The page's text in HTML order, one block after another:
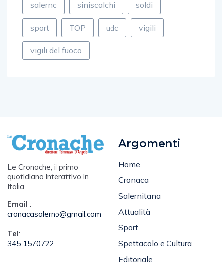
sport TOP udc vigili
vigili del fuoco
Le Cronache, il primo
quotidiano interattivo in
Italia.
cronacasalerno@gmail.com
345 1570722
Cronaca
Salernitana
Attualità
Sport
Spettacolo e Cultura
Editoriale